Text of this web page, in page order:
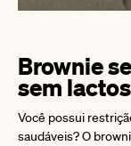
Brownie
sem
Você possui
saudáveis? O